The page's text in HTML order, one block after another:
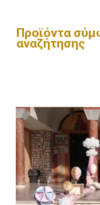
Προϊόντα
αναζήτησης